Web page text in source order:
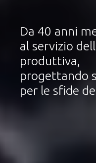
Da 40 anni
al servizio
produttiva,
progettando
per le sfide